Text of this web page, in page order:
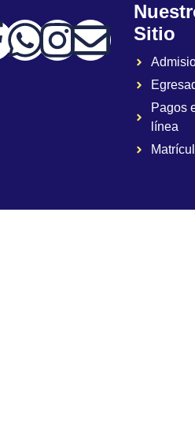
Sitio
Pagos
línea